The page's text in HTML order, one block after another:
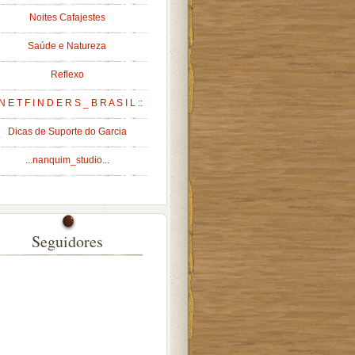
Noites Cafajestes
Saúde e Natureza
Reflexo
E T F I N D E R S _ B R A S I L ::
Dicas de Suporte do Garcia
...nanquim_studio...
Seguidores